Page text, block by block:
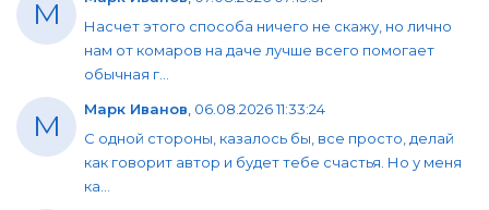
М
Насчет этого способа ничего не скажу, но лично
нам от комаров на даче лучше всего помогает
обычная г...
М Марк Иванов 06.08.2026 11:33:24
С одной стороны, казалось бы, все просто, делай
как говорит автор и будет тебе счастья. Но у меня
ка...